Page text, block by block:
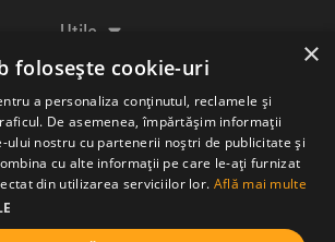
Utile
De la creatorii
Acceptăm plăți cu
×
folosește cookie-uri
a personaliza conținutul, reclamele și
De asemenea, împărtășim informații
ului nostru cu partenerii noștri de publicitate și
cu alte informații pe care le-ați furnizat
din utilizarea serviciilor lor. Află mai multe